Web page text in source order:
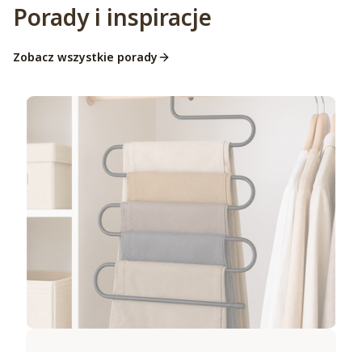
Porady i inspiracje
Zobacz wszystkie porady